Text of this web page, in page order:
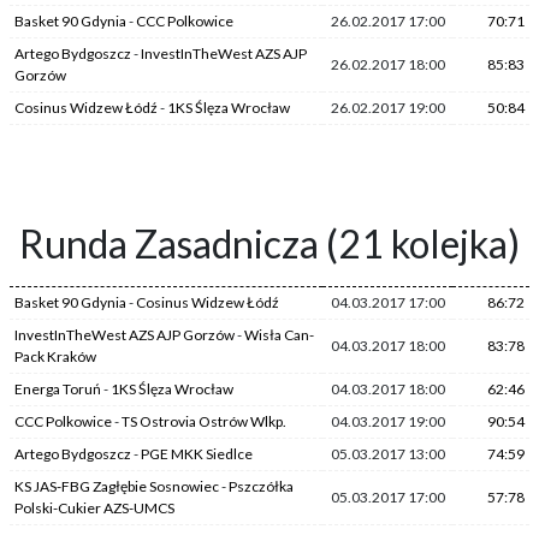
Basket 90 Gdynia -CCC Polkowice 26.02.2017 17:00
70:71
Artego Bydgoszcz -InvestInTheWest AZS AJP
Gorzów
26.02.2017 18:00 85:83
Cosinus Widzew Łódź - 1KS Ślęza Wrocław 26.02.2017 19:00 50:84
Runda Zasadnicza (21 kolejka)
Basket 90 Gdynia -Cosinus Widzew Łódź 04.03.2017 17:00
86:72
InvestInTheWest AZS AJP Gorzów-Wisła Can-
Pack Kraków
04.03.2017 18:00 83:78
Energa Toruń - 1KS Ślęza Wrocław 04.03.2017 18:00
62:46
CCC Polkowice-TS Ostrovia Ostrów Wlkp. 04.03.2017 19:00
90:54
Artego Bydgoszcz -PGE MKK Siedlce 05.03.2017 13:00
74:59
KS JAS-FBG Zagłębie Sosnowiec-Pszczółka
Polski-Cukier AZS-UMCS
05.03.2017 17:00 57:78